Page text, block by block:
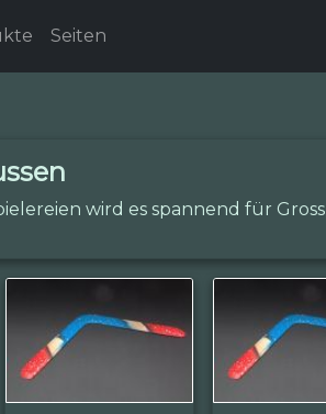
Seiten
wird es spannend für